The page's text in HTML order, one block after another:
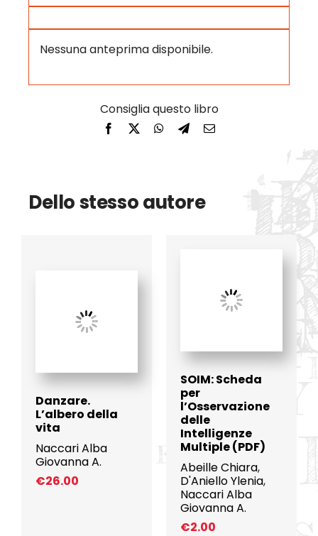
Nessuna anteprima disponibile.
Dello stesso autore
Danzare.
L’albero della
vita
Naccari Alba
Giovanna A.
€26.00
SOIM: Scheda
per
l’Osservazione
delle
Intelligenze
Multiple (PDF)
Abeille Chiara,
D'Aniello Ylenia,
Naccari Alba
Giovanna A.
€2.00